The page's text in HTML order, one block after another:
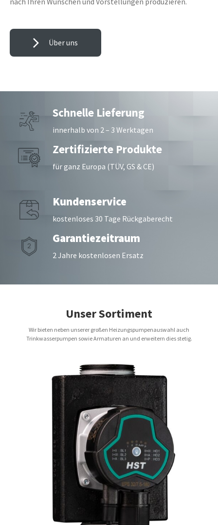
Über uns
Schnelle Lieferung
innerhalb von 2 – 3 Werktagen
Zertifizierte Produkte
für ganz Europa (TÜV, GS & CE)
Kundenservice
kostenloses 30 Tage Rückgaberecht
Garantiezeitraum
2 Jahre kostenlosen Ersatz
Unser Sortiment
Wir bieten neben unserer großen Heizungspumpenauswahl auch
Trinkwasserpumpen sowie Armaturen an und erweitern dies stetig.